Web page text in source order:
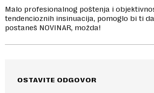
Malo profesionalnog poštenja i
tendencioznih insinuacija, pomoglo bi ti
postaneš NOVINAR, možda!
OSTAVITE ODGOVOR